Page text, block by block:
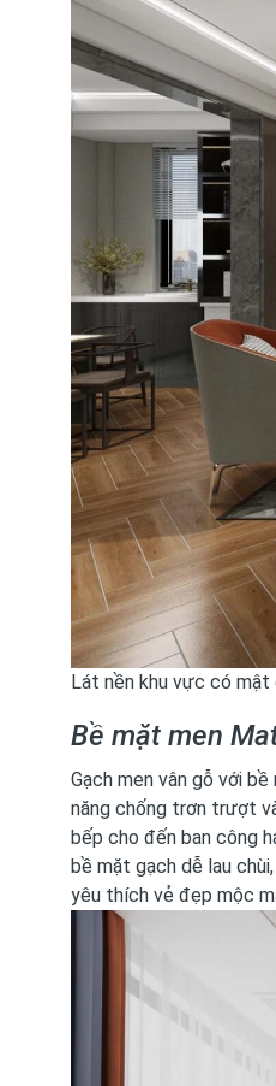
Lát nền khu vực có mật
Bề mặt men
Gạch men vân gỗ với
năng chống trơn trượt
bếp cho đến ban công
bề mặt gạch dễ lau
yêu thích vẻ đẹp mộc